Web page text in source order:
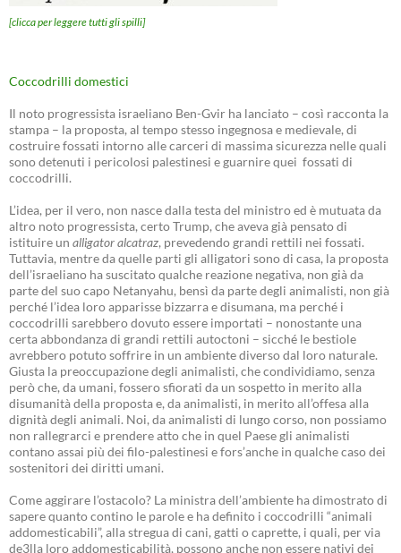
[clicca per leggere tutti gli spilli]
Coccodrilli domestici
Il noto progressista israeliano Ben-Gvir ha lanciato – così racconta la
stampa – la proposta, al tempo stesso ingegnosa e medievale, di
costruire fossati intorno alle carceri di massima sicurezza nelle quali
sono detenuti i pericolosi palestinesi e guarnire quei fossati di
coccodrilli.
L’idea, per il vero, non nasce dalla testa del ministro ed è mutuata da
altro noto progressista, certo Trump, che aveva già pensato di
istituire un alligator alcatraz, prevedendo grandi rettili nei fossati.
Tuttavia, mentre da quelle parti gli alligatori sono di casa, la proposta
dell’israeliano ha suscitato qualche reazione negativa, non già da
parte del suo capo Netanyahu, bensì da parte degli animalisti, non già
perché l’idea loro apparisse bizzarra e disumana, ma perché i
coccodrilli sarebbero dovuto essere importati – nonostante una
certa abbondanza di grandi rettili autoctoni – sicché le bestiole
avrebbero potuto soffrire in un ambiente diverso dal loro naturale.
Giusta la preoccupazione degli animalisti, che condividiamo, senza
però che, da umani, fossero sfiorati da un sospetto in merito alla
disumanità della proposta e, da animalisti, in merito all’offesa alla
dignità degli animali. Noi, da animalisti di lungo corso, non possiamo
non rallegrarci e prendere atto che in quel Paese gli animalisti
contano assai più dei filo-palestinesi e fors’anche in qualche caso dei
sostenitori dei diritti umani.
Come aggirare l’ostacolo? La ministra dell’ambiente ha dimostrato di
sapere quanto contino le parole e ha definito i coccodrilli “animali
addomesticabili”, alla stregua di cani, gatti o caprette, i quali, per via
de3lla loro addomesticabilità, possono anche non essere nativi dei